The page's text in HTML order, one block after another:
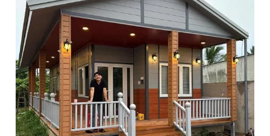
Đặt báo Quảng cáo RSS Tòa soạn Chính sách bảo
Tổng biên tập: Nguyễn Ngọc Toàn
Phó tổng biên tập thường trực: Hải Thành
Phó tổng biên tập: Lâm Hiếu Dũng
Phó tổng biên tập: Trần Việt Hưng
Tổng thư ký tòa soạn: Đức Trung
Giấy phép xuất bản số 110/GP - BTTTT cấp ngày 24.3.2020
© 2003-2026 Bản quyền thuộc về Báo Thanh Niên. Cấm sao
chép dưới mọi hình thức nếu không có sự chấp thuận bằng văn
bản. Phát triển bởi ePi Technologies, JSC.